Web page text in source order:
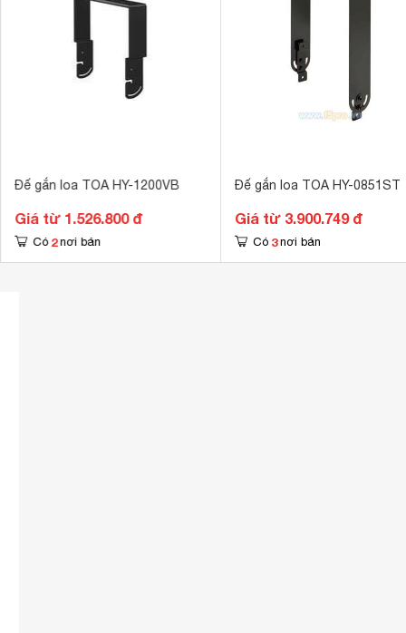
Đế gắn loa TOA HY-1200VB
Giá từ 1.526.800 đ
Có 2 nơi bán
Đế gắn loa TOA HY-0851ST
Giá từ 3.900.749 đ
Có 3 nơi bán